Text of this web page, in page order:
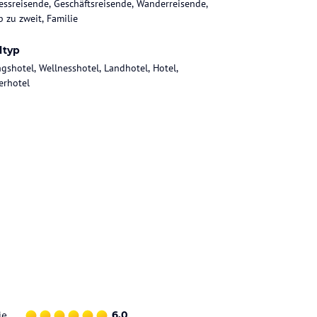
Geschäftsreisende, Wanderreisende,
zu zweit, Familie
Wellnesshotel, Landhotel, Hotel,